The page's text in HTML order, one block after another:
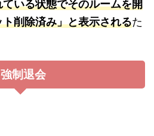
いる状態でそのルームを開
削除済み」と表示されるた
強制退会